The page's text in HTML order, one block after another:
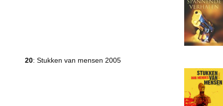
20: Stukken van mensen 2005